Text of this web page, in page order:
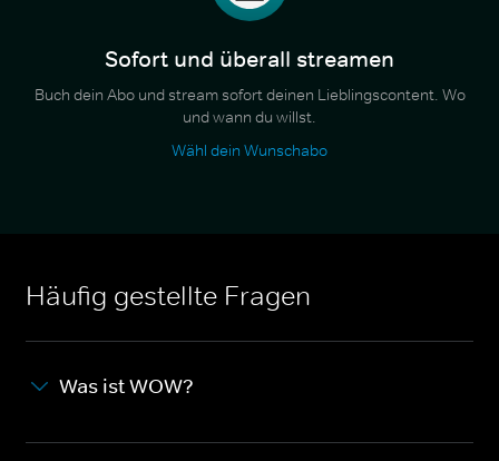
Sofort und überall streamen
Buch dein Abo und stream sofort deinen Lieblingscontent. Wo
und wann du willst.
Wähl dein Wunschabo
Häufig gestellte Fragen
Was ist WOW?